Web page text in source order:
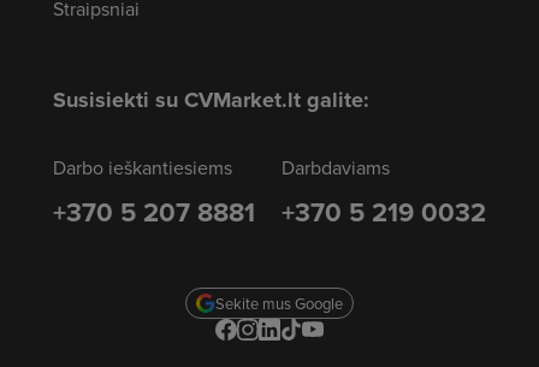
Straipsniai
Susisiekti su CVMarket.lt galite:
Darbo ieškantiesiems
+370 5 207 8881
Darbdaviams
+370 5 219 0032
Sekite mus Google